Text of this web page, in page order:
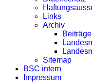
Links
Archiv
Sitemap
BSC intern
Impressum